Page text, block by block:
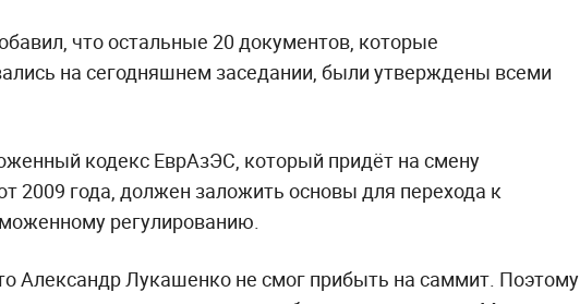
что остальные 20 документов, которые
на сегодняшнем заседании, были утверждены всеми
кодекс ЕврАзЭС, который придёт на смену
2009 года, должен заложить основы для перехода к
регулированию.
Александр Лукашенко не смог прибыть на саммит. Поэтому